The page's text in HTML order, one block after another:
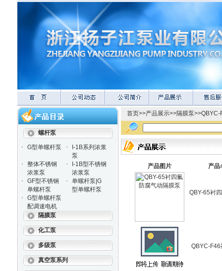
螺杆泵
·
G型单螺杆泵 ·
I-1B系列浓浆
泵
·
整体不锈钢
浓浆泵
·
I-1B型不锈钢
浓浆泵
·
GF型不锈钢
单螺杆泵
·
单螺杆泵|G
型单螺杆泵
·
G型单螺杆泵
配调速电机
隔膜泵
化工泵
多级泵
真空泵系列
首页>>产品展示>>隔膜泵>>QBYC-
产品图片 产品
QBY-65衬
QBYC-F46